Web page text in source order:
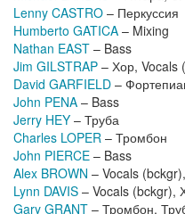
Lenny CASTRO – Перкуссия
Humberto GATICA – Mixing
Nathan EAST – Bass
Jim GILSTRAP – Хор, Vocals
David GARFIELD –
John PENA – Bass
Jerry HEY – Труба
Charles LOPER – Тромбон
John PIERCE – Bass
Alex BROWN – Vocals
Lynn DAVIS – Vocals (bckgr),
Gary GRANT – Тромбон,